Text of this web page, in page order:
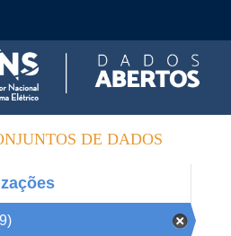
DE DADOS